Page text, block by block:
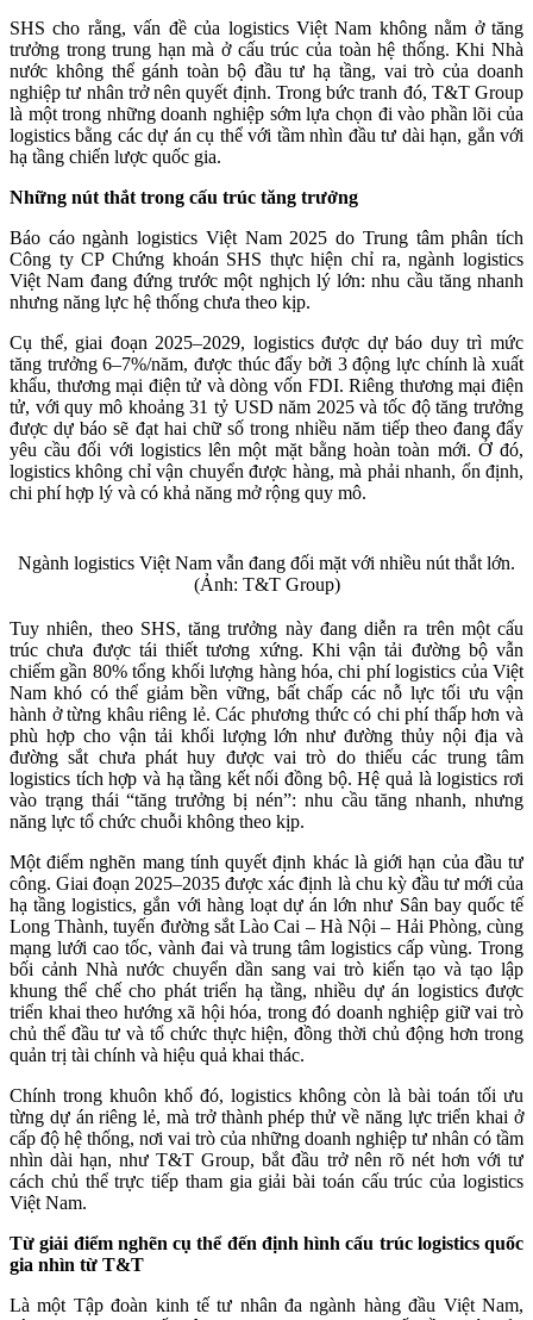
SHS cho rằng, vấn đề của logistics Việt Nam không nằm ở tăng
trưởng trong trung hạn mà ở cấu trúc của toàn hệ thống. Khi Nhà
nước không thể gánh toàn bộ đầu tư hạ tầng, vai trò của doanh
nghiệp tư nhân trở nên quyết định. Trong bức tranh đó, T&T Group
là một trong những doanh nghiệp sớm lựa chọn đi vào phần lõi của
logistics bằng các dự án cụ thể với tầm nhìn đầu tư dài hạn, gắn với
hạ tầng chiến lược quốc gia.
Những nút thắt trong cấu trúc tăng trưởng
Báo cáo ngành logistics Việt Nam 2025 do Trung tâm phân tích
Công ty CP Chứng khoán SHS thực hiện chỉ ra, ngành logistics
Việt Nam đang đứng trước một nghịch lý lớn: nhu cầu tăng nhanh
nhưng năng lực hệ thống chưa theo kịp.
Cụ thể, giai đoạn 2025–2029, logistics được dự báo duy trì mức
tăng trưởng 6–7%/năm, được thúc đẩy bởi 3 động lực chính là xuất
khẩu, thương mại điện tử và dòng vốn FDI. Riêng thương mại điện
tử, với quy mô khoảng 31 tỷ USD năm 2025 và tốc độ tăng trưởng
được dự báo sẽ đạt hai chữ số trong nhiều năm tiếp theo đang đẩy
yêu cầu đối với logistics lên một mặt bằng hoàn toàn mới. Ở đó,
logistics không chỉ vận chuyển được hàng, mà phải nhanh, ổn định,
chi phí hợp lý và có khả năng mở rộng quy mô.
Ngành logistics Việt Nam vẫn đang đối mặt với nhiều nút thắt lớn.
(Ảnh: T&T Group)
Tuy nhiên, theo SHS, tăng trưởng này đang diễn ra trên một cấu
trúc chưa được tái thiết tương xứng. Khi vận tải đường bộ vẫn
chiếm gần 80% tổng khối lượng hàng hóa, chi phí logistics của Việt
Nam khó có thể giảm bền vững, bất chấp các nỗ lực tối ưu vận
hành ở từng khâu riêng lẻ. Các phương thức có chi phí thấp hơn và
phù hợp cho vận tải khối lượng lớn như đường thủy nội địa và
đường sắt chưa phát huy được vai trò do thiếu các trung tâm
logistics tích hợp và hạ tầng kết nối đồng bộ. Hệ quả là logistics rơi
vào trạng thái “tăng trưởng bị nén”: nhu cầu tăng nhanh, nhưng
năng lực tổ chức chuỗi không theo kịp.
Một điểm nghẽn mang tính quyết định khác là giới hạn của đầu tư
công. Giai đoạn 2025–2035 được xác định là chu kỳ đầu tư mới của
hạ tầng logistics, gắn với hàng loạt dự án lớn như Sân bay quốc tế
Long Thành, tuyến đường sắt Lào Cai – Hà Nội – Hải Phòng, cùng
mạng lưới cao tốc, vành đai và trung tâm logistics cấp vùng. Trong
bối cảnh Nhà nước chuyển dần sang vai trò kiến tạo và tạo lập
khung thể chế cho phát triển hạ tầng, nhiều dự án logistics được
triển khai theo hướng xã hội hóa, trong đó doanh nghiệp giữ vai trò
chủ thể đầu tư và tổ chức thực hiện, đồng thời chủ động hơn trong
quản trị tài chính và hiệu quả khai thác.
Chính trong khuôn khổ đó, logistics không còn là bài toán tối ưu
từng dự án riêng lẻ, mà trở thành phép thử về năng lực triển khai ở
cấp độ hệ thống, nơi vai trò của những doanh nghiệp tư nhân có tầm
nhìn dài hạn, như T&T Group, bắt đầu trở nên rõ nét hơn với tư
cách chủ thể trực tiếp tham gia giải bài toán cấu trúc của logistics
Việt Nam.
Từ giải điểm nghẽn cụ thể đến định hình cấu trúc logistics quốc
gia nhìn từ T&T
Là một Tập đoàn kinh tế tư nhân đa ngành hàng đầu Việt Nam,